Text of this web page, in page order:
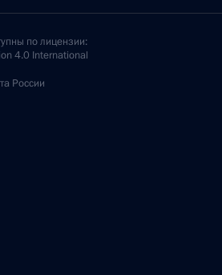
по лицензии:
4.0 International
России